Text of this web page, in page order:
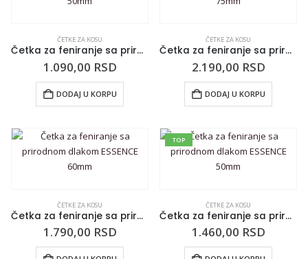
ČETKE ZA KOSU
Četka za feniranje sa prirodnom dlakom BURGUNDY 50mm
1.090,00 RSD
DODAJ U KORPU
ČETKE ZA KOSU
Četka za feniranje sa prirodnom dlakom ESSENCE 75mm
2.190,00 RSD
DODAJ U KORPU
ČETKE ZA KOSU
Četka za feniranje sa prirodnom dlakom ESSENCE 60mm
1.790,00 RSD
TOP
ČETKE ZA KOSU
Četka za feniranje sa prirodnom dlakom ESSENCE 50mm
1.460,00 RSD